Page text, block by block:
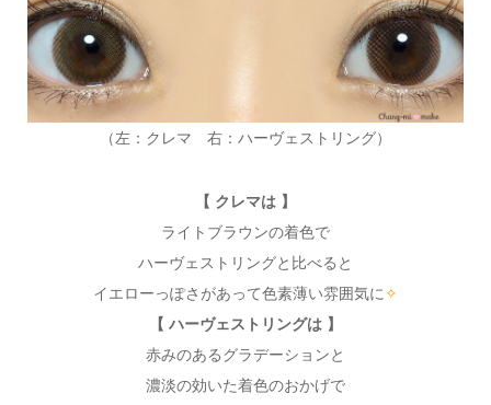
（左：クレマ 右：ハーヴェストリング）
【 クレマは 】
ライトブラウンの着色で
ハーヴェストリングと比べると
イエローっぽさがあって色素薄い雰囲気に✧
【 ハーヴェストリングは 】
赤みのあるグラデーションと
濃淡の効いた着色のおかげで